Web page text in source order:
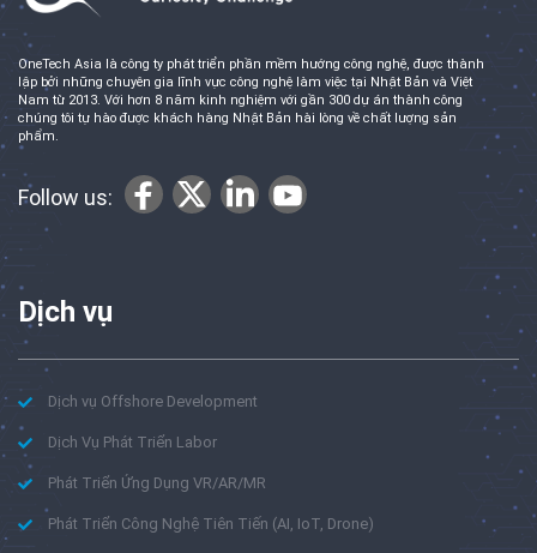
OneTech Asia là công ty phát triển phần mềm hướng công nghệ, được thành
lập bởi những chuyên gia lĩnh vực công nghệ làm việc tại Nhật Bản và Việt
Nam từ 2013. Với hơn 8 năm kinh nghiệm với gần 300 dự án thành công
chúng tôi tự hào được khách hàng Nhật Bản hài lòng về chất lượng sản
phẩm.
Follow us:
Dịch vụ
Dịch vụ Offshore Development
Dịch Vụ Phát Triển Labor
Phát Triển Ứng Dụng VR/AR/MR
Phát Triển Công Nghệ Tiên Tiến (AI, IoT, Drone)